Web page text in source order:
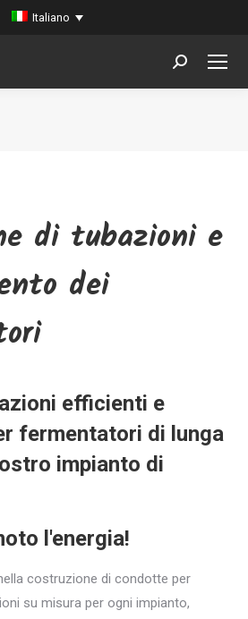
Italiano
Search:
di tubazioni e
dei
efficienti e
fermentatori di lunga
impianto di
l'energia!
costruzione di condotte per
su misura per ogni impianto,